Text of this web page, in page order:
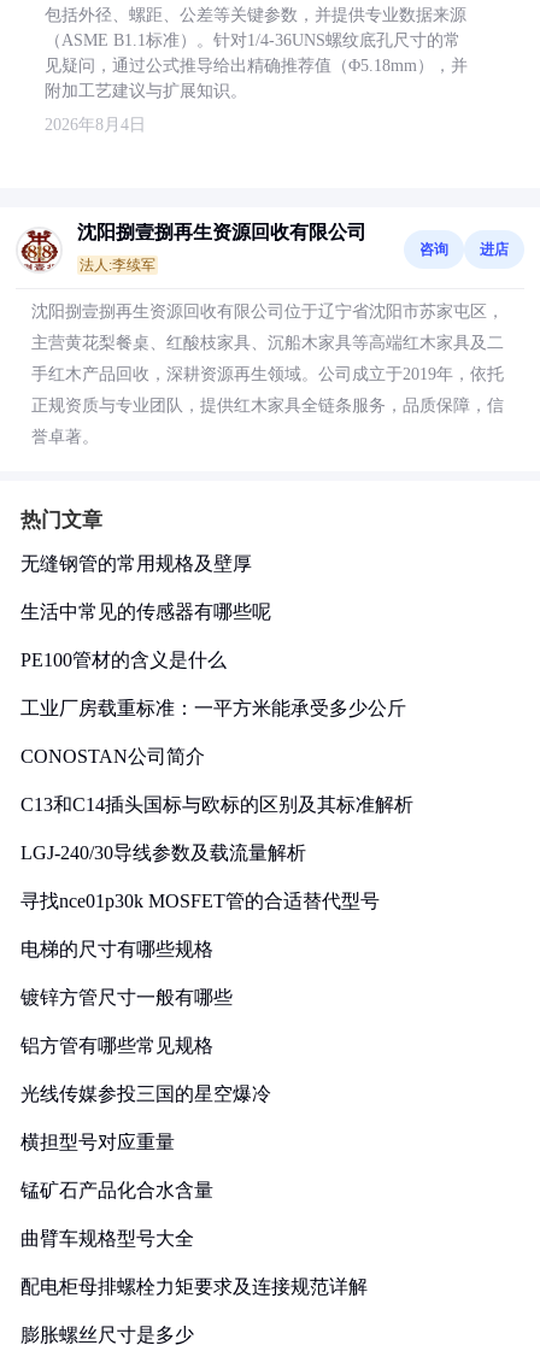
包括外径、螺距、公差等关键参数，并提供专业数据来源
（ASME B1.1标准）。针对1/4-36UNS螺纹底孔尺寸的常
见疑问，通过公式推导给出精确推荐值（Φ5.18mm），并
附加工艺建议与扩展知识。
2026年8月4日
沈阳捌壹捌再生资源回收有限公司
法人:李续军
咨询 进店
沈阳捌壹捌再生资源回收有限公司位于辽宁省沈阳市苏家屯区，
主营黄花梨餐桌、红酸枝家具、沉船木家具等高端红木家具及二
手红木产品回收，深耕资源再生领域。公司成立于2019年，依托
正规资质与专业团队，提供红木家具全链条服务，品质保障，信
誉卓著。
热门文章
无缝钢管的常用规格及壁厚
生活中常见的传感器有哪些呢
PE100管材的含义是什么
工业厂房载重标准：一平方米能承受多少公斤
CONOSTAN公司简介
C13和C14插头国标与欧标的区别及其标准解析
LGJ-240/30导线参数及载流量解析
寻找nce01p30k MOSFET管的合适替代型号
电梯的尺寸有哪些规格
镀锌方管尺寸一般有哪些
铝方管有哪些常见规格
光线传媒参投三国的星空爆冷
横担型号对应重量
锰矿石产品化合水含量
曲臂车规格型号大全
配电柜母排螺栓力矩要求及连接规范详解
膨胀螺丝尺寸是多少